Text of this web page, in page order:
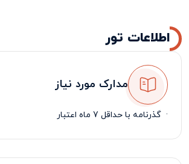
اطلاعات تور
مدارک مورد نیاز
· گذرنامه با حداقل 7 ماه اعتبار